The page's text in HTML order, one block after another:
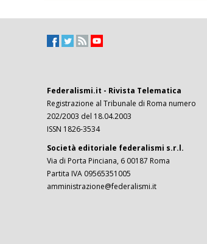
Federalismi.it - Rivista Telematica
Registrazione al Tribunale di Roma numero
202/2003 del 18.04.2003
ISSN 1826-3534
Società editoriale federalismi s.r.l.
Via di Porta Pinciana, 6 00187 Roma
Partita IVA 09565351005
amministrazione@federalismi.it